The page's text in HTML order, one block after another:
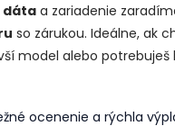
dátaa zariadenie
so zárukou. Ideálne, ak
model alebo potrebuješ
ocenenie a rýchla